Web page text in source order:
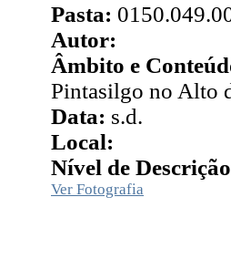
Pasta:
Autor:
Âmbito e
Pintasilgo no Alto
Data: s.d.
Local:
Nível de
Ver Fotografia